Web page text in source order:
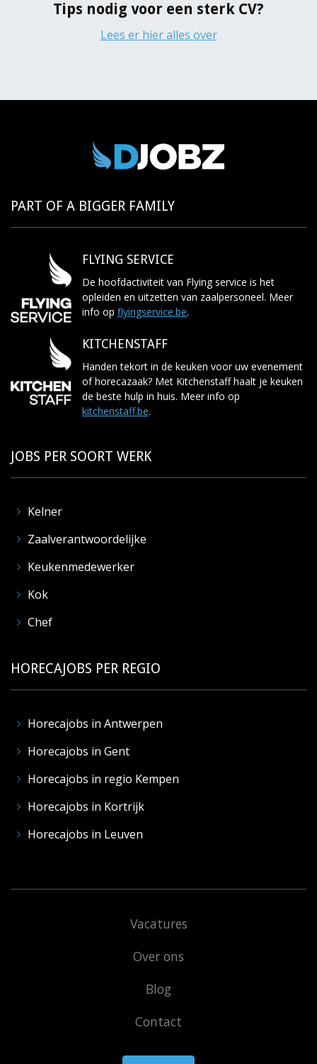
Tips nodig voor een sterk CV?
Lees er hier alles over
PART OF A BIGGER FAMILY
FLYING SERVICE
De hoofdactiviteit van Flying service is het
opleiden en uitzetten van zaalpersoneel. Meer
info op flyingservice.be.
KITCHENSTAFF
Handen tekort in de keuken voor uw evenement
of horecazaak? Met Kitchenstaff haalt je keuken
de beste hulp in huis. Meer info op
kitchenstaff.be.
JOBS PER SOORT WERK
Kelner
Zaalverantwoordelijke
Keukenmedewerker
Kok
Chef
HORECAJOBS PER REGIO
Horecajobs in Antwerpen
Horecajobs in Gent
Horecajobs in regio Kempen
Horecajobs in Kortrijk
Horecajobs in Leuven
Vacatures
Over ons
Blog
Contact